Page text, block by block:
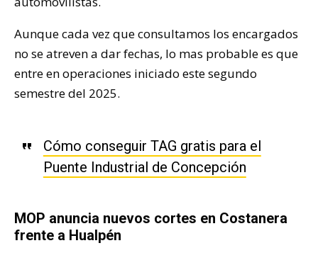
Aunque cada vez que consultamos los encargados
no se atreven a dar fechas, lo mas probable es que
entre en operaciones iniciado este segundo
semestre del 2025.
Cómo conseguir TAG gratis para el
Puente Industrial de Concepción
MOP anuncia nuevos cortes en Costanera
frente a Hualpén